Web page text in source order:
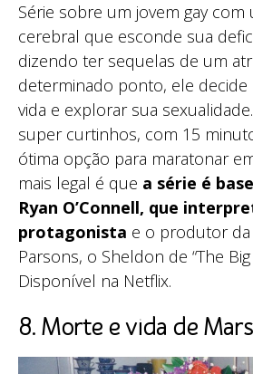
Série sobre um jovem gay com
cerebral que esconde sua
dizendo ter sequelas de um
determinado ponto, ele decide
vida e explorar sua
super curtinhos, com 15
ótima opção para maratonar
mais legal é que a série é
Ryan O’Connell, que
protagonista e o produtor da
Parsons, o Sheldon de “The Big
Disponível na Netflix.
8. Morte e vida de